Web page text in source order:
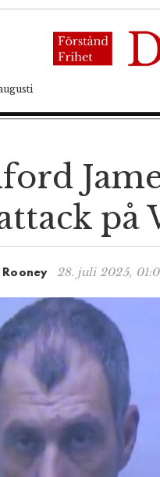
på
28. juli 2025,